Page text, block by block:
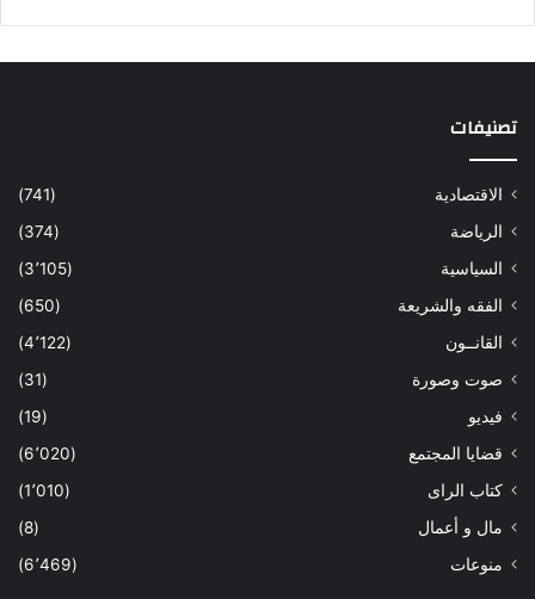
تصنيفات
الاقتصادية
(741)
الرياضة
(374)
السياسية
(3٬105)
الفقه والشريعة
(650)
القانــون
(4٬122)
صوت وصورة
(31)
فيديو
(19)
قضايا المجتمع
(6٬020)
كتاب الراى
(1٬010)
مال و أعمال
(8)
منوعات
(6٬469)